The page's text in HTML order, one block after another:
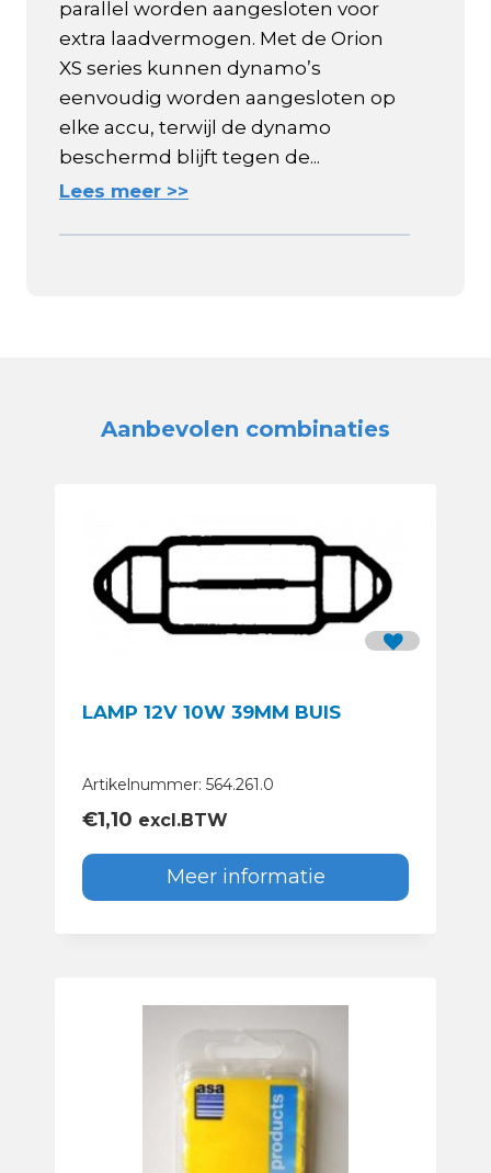
parallel worden aangesloten voor
extra laadvermogen. Met de Orion
XS series kunnen dynamo’s
eenvoudig worden aangesloten op
elke accu, terwijl de dynamo
beschermd blijft tegen de...
Lees meer >>
Aanbevolen combinaties
LAMP 12V 10W 39MM BUIS
Artikelnummer: 564.261.0
€1,10 excl.BTW
Meer informatie